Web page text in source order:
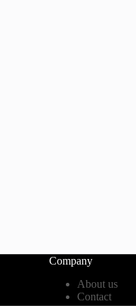
Company
About us
Contact